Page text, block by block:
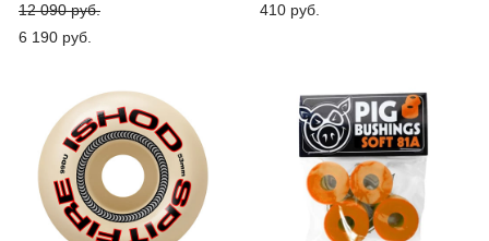
12 090 pуб.
6 190 pуб.
410 pуб.